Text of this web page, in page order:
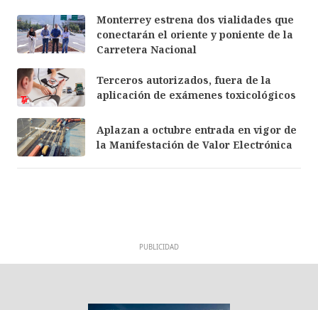
Monterrey estrena dos vialidades que
conectarán el oriente y poniente de la
Carretera Nacional
Terceros autorizados, fuera de la
aplicación de exámenes toxicológicos
Aplazan a octubre entrada en vigor de
la Manifestación de Valor Electrónica
PUBLICIDAD